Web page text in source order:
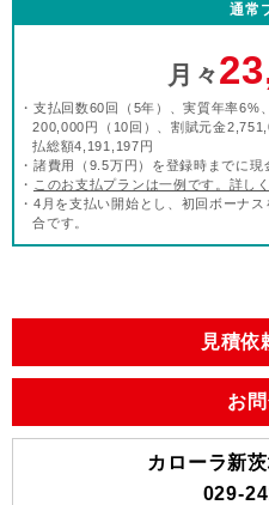
通常
月々
・支払回数60回（5年）、実質年率
200,000円（10回）、割賦元金
払総額4,191,197円
・諸費用（9.5万円）を登録時までに現
・ このお支払プランは一例です。詳し
・4月を支払い開始とし、初回ボーナ
合です。
見積依
お
カローラ新
029-